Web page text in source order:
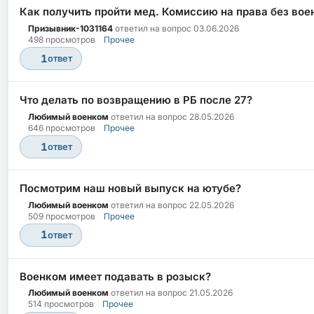
Как получить пройти мед. Комиссию на права без
Призывник-1031164 ответил на вопрос 03.06.2026
498 просмотров
Прочее
1ответ
Что делать по возвращению в РБ после 27?
Любимый военком ответил на вопрос 28.05.2026
646 просмотров
Прочее
1ответ
Посмотрим наш новый выпуск на ютубе?
Любимый военком ответил на вопрос 22.05.2026
509 просмотров
Прочее
1ответ
Военком имеет подавать в розыск?
Любимый военком ответил на вопрос 21.05.2026
514 просмотров
Прочее